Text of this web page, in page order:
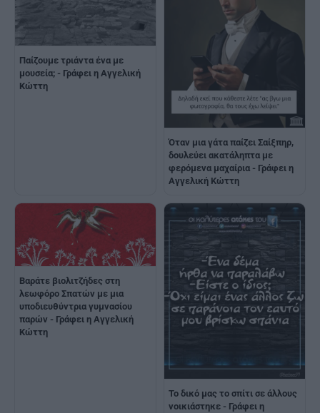
Παίζουμε τριάντα ένα με
μουσεία; - Γράφει η Αγγελική
Κώττη
Όταν μια γάτα παίζει Σαίξπηρ,
δουλεύει ακατάληπτα με
φερόμενα μαχαίρια - Γράφει η
Αγγελική Κώττη
Βαράτε βιολιτζήδες στη
λεωφόρο Σπατών με μια
υποδιευθύντρια γυμνασίου
παρών - Γράφει η Αγγελική
Κώττη
Το δικό μας το σπίτι σε άλλους
νοικιάστηκε - Γράφει η